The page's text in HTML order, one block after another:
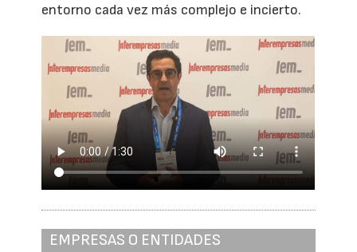
entorno cada vez más complejo e incierto.
EMPRESAS O ENTIDADES